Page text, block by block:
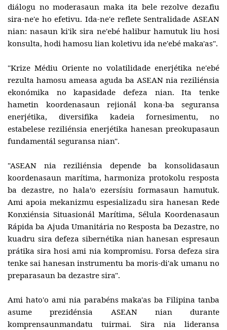
diálogu no moderasaun maka ita bele rezolve dezafiu
sira-ne'e ho efetivu. Ida-ne'e reflete Sentralidade ASEAN
nian: nasaun ki'ik sira ne'ebé halibur hamutuk liu hosi
konsulta, hodi hamosu lian koletivu ida ne'ebé maka'as".
"Krize Médiu Oriente no volatilidade enerjétika ne'ebé
rezulta hamosu ameasa aguda ba ASEAN nia reziliénsia
ekonómika no kapasidade defeza nian. Ita tenke
hametin koordenasaun rejionál kona-ba seguransa
enerjétika, diversifika kadeia fornesimentu, no
estabelese reziliénsia enerjétika hanesan preokupasaun
fundamentál seguransa nian".
"ASEAN nia reziliénsia depende ba konsolidasaun
koordenasaun marítima, harmoniza protokolu resposta
ba dezastre, no hala’o ezersísiu formasaun hamutuk.
Ami apoia mekanizmu espesializadu sira hanesan Rede
Konxiénsia Situasionál Marítima, Sélula Koordenasaun
Rápida ba Ajuda Umanitária no Resposta ba Dezastre, no
kuadru sira defeza sibernétika nian hanesan espresaun
prátika sira hosi ami nia kompromisu. Forsa defeza sira
tenke sai hanesan instrumentu ba moris-di'ak umanu no
preparasaun ba dezastre sira".
Ami hato'o ami nia parabéns maka'as ba Filipina tanba
asume prezidénsia ASEAN nian durante
komprensaunmandatu tuirmai. Sira nia lideransa